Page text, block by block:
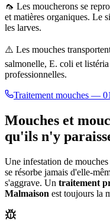
🦟 Les moucherons se
et matières organiques. Le
les larves.
⚠️ Les mouches
salmonelle, E. coli et
professionnelles.
Traitement mouches —
Mouches et
qu'ils n'y
Une infestation de
se résorbe jamais d'elle-
s'aggrave. Un traitement
Malmaison est toujours la